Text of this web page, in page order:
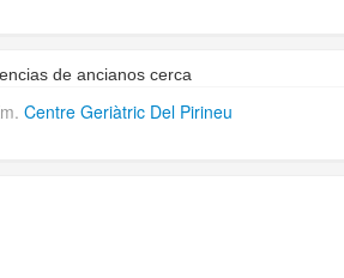
de ancianos cerca
Centre Geriàtric Del Pirineu